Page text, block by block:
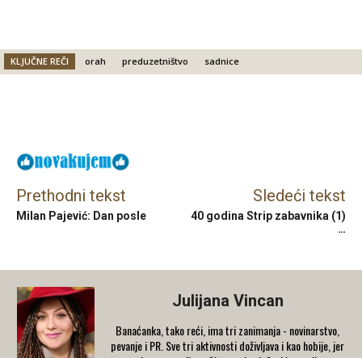
KLJUČNE REČI orah preduzetništvo sadnice
Prethodni tekst
Milan Pajević: Dan posle
Sledeći tekst
40 godina Strip zabavnika (1)
…
Julijana Vincan
Banaćanka, tako reći, ima tri zanimanja - novinarstvo,
pevanje i PR. Sve tri aktivnosti doživljava i kao hobije, jer